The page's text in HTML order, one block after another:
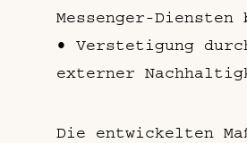
Messenger-
• Verstetigung
externer
Die entwickelten